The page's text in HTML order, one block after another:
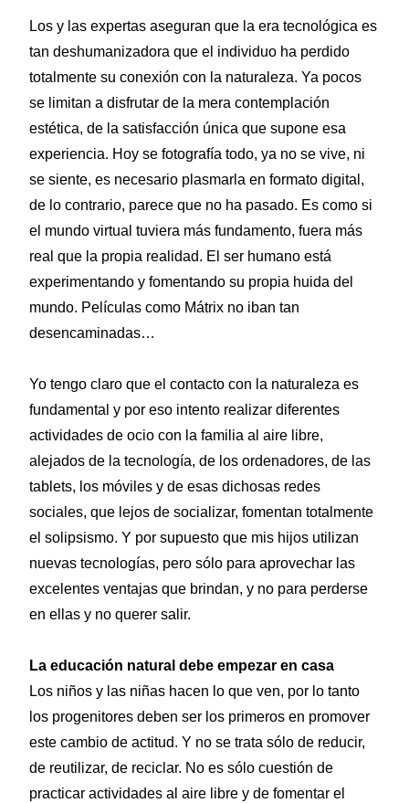
Los y las expertas aseguran que la era tecnológica es
tan deshumanizadora que el individuo ha perdido
totalmente su conexión con la naturaleza. Ya pocos
se limitan a disfrutar de la mera contemplación
estética, de la satisfacción única que supone esa
experiencia. Hoy se fotografía todo, ya no se vive, ni
se siente, es necesario plasmarla en formato digital,
de lo contrario, parece que no ha pasado. Es como si
el mundo virtual tuviera más fundamento, fuera más
real que la propia realidad. El ser humano está
experimentando y fomentando su propia huida del
mundo. Películas como Mátrix no iban tan
desencaminadas…
Yo tengo claro que el contacto con la naturaleza es
fundamental y por eso intento realizar diferentes
actividades de ocio con la familia al aire libre,
alejados de la tecnología, de los ordenadores, de las
tablets, los móviles y de esas dichosas redes
sociales, que lejos de socializar, fomentan totalmente
el solipsismo. Y por supuesto que mis hijos utilizan
nuevas tecnologías, pero sólo para aprovechar las
excelentes ventajas que brindan, y no para perderse
en ellas y no querer salir.
La educación natural debe empezar en casa
Los niños y las niñas hacen lo que ven, por lo tanto
los progenitores deben ser los primeros en promover
este cambio de actitud. Y no se trata sólo de reducir,
de reutilizar, de reciclar. No es sólo cuestión de
practicar actividades al aire libre y de fomentar el